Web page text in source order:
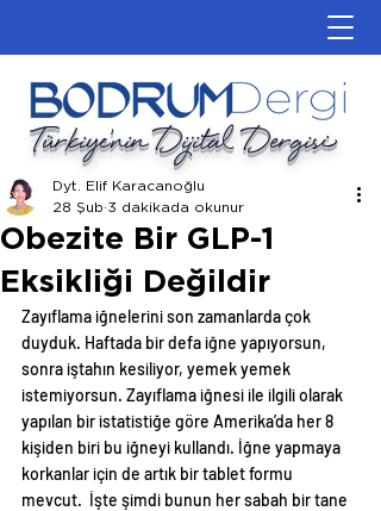
Türkiye'nin Dijital Dergisi
Obezite Bir GLP-1
Eksikliği Değildir
Dyt. Elif Karacanoğlu
28 Şub 3 dakikada okunur
Zayıflama iğnelerini son zamanlarda çok
duyduk. Haftada bir defa iğne yapıyorsun,
sonra iştahın kesiliyor, yemek yemek
istemiyorsun. Zayıflama iğnesi ile ilgili olarak
yapılan bir istatistiğe göre Amerika’da her 8
kişiden biri bu iğneyi kullandı. İğne yapmaya
korkanlar için de artık bir tablet formu
mevcut.  İşte şimdi bunun her sabah bir tane